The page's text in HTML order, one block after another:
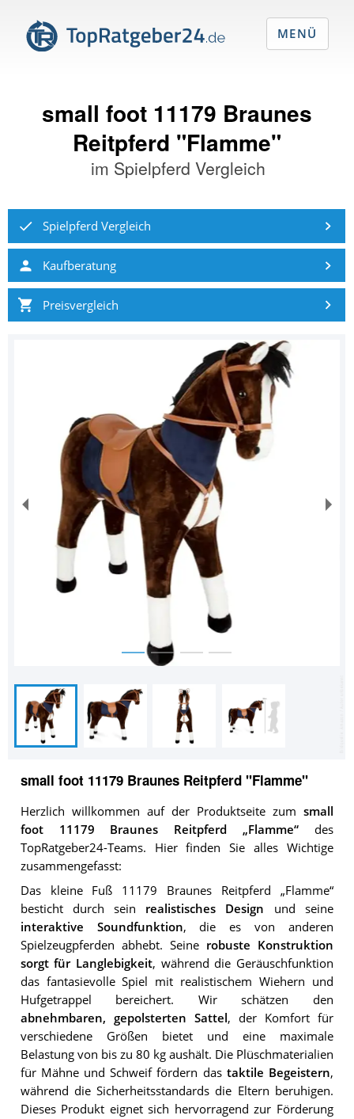
small foot 11179 Braunes
Reitpferd "Flamme"
im Spielpferd Vergleich
Spielpferd Vergleich
Kaufberatung
Preisvergleich
small foot 11179 Braunes Reitpferd "Flamme"
Herzlich willkommen auf der Produktseite zum small
foot 11179 Braunes Reitpferd „Flamme“ des
TopRatgeber24-Teams. Hier finden Sie alles Wichtige
zusammengefasst:
Das kleine Fuß 11179 Braunes Reitpferd „Flamme“
besticht durch sein realistisches Design und seine
interaktive Soundfunktion, die es von anderen
Spielzeugpferden abhebt. Seine robuste Konstruktion
sorgt für Langlebigkeit, während die Geräuschfunktion
das fantasievolle Spiel mit realistischem Wiehern und
Hufgetrappel bereichert. Wir schätzen den
abnehmbaren, gepolsterten Sattel, der Komfort für
verschiedene Größen bietet und eine maximale
Belastung von bis zu 80 kg aushält. Die Plüschmaterialien
für Mähne und Schweif fördern das taktile Begeistern,
während die Sicherheitsstandards die Eltern beruhigen.
Dieses Produkt eignet sich hervorragend zur Förderung
MENÜ